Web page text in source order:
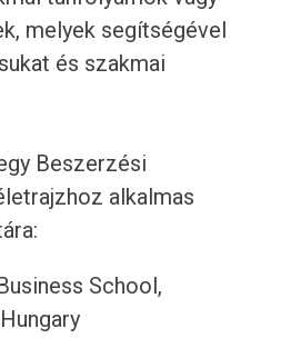
melyek segítségével
és szakmai
Beszerzési
alkalmas
School,